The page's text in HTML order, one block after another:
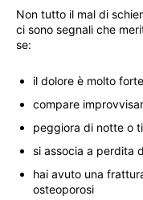
Non tutto il mal di
ci sono segnali che
se:
il dolore è molto
compare
peggiora di notte o
si associa a perdita
hai avuto una
osteoporosi